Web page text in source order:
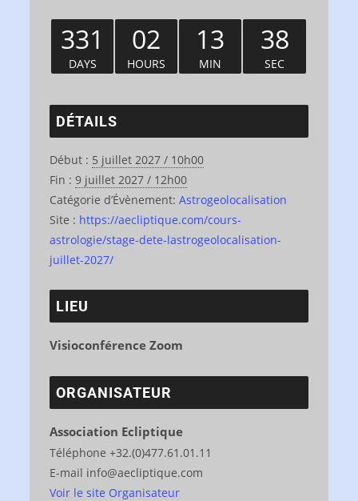
331
DAYS
02
HOURS
13
MIN
37
SEC
DÉTAILS
Début : 5 juillet 2027 / 10h00
Fin : 9 juillet 2027 / 12h00
Catégorie d’Évènement: Astrogeolocalisation
Site : https://aecliptique.com/cours-
astrologie/stage-dete-lastrogeolocalisation-
juillet-2027/
LIEU
Visioconférence Zoom
ORGANISATEUR
Association Ecliptique
Téléphone+32.(0)477.61.01.11
E-mail info@aecliptique.com
Voir le site Organisateur